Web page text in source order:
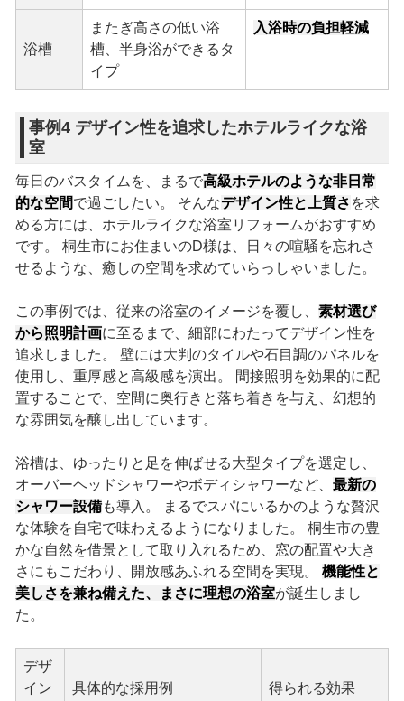
浴槽
またぎ高さの低い浴
槽、半身浴ができるタ
イプ
入浴時の負担軽減
事例4 デザイン性を追求したホテルライクな浴
室
毎日のバスタイムを、まるで高級ホテルのような非日常
的な空間で過ごしたい。 そんなデザイン性と上質さ を求
める方には、ホテルライクな浴室リフォームがおすすめ
です。 桐生市にお住まいのD様は、日々の喧騒を忘れさ
せるような、癒しの空間を求めていらっしゃいました。
この事例では、従来の浴室のイメージを覆し、 素材選び
から照明計画に至るまで、細部にわたってデザイン性を
追求しました。 壁には大判のタイルや石目調のパネルを
使用し、重厚感と高級感を演出。 間接照明を効果的に配
置することで、空間に奥行きと落ち着きを与え、幻想的
な雰囲気を醸し出しています。
浴槽は、ゆったりと足を伸ばせる大型タイプを選定し、
オーバーヘッドシャワーやボディシャワーなど、 最新の
シャワー設備も導入。 まるでスパにいるかのような贅沢
な体験を自宅で味わえるようになりました。 桐生市の豊
かな自然を借景として取り入れるため、窓の配置や大き
さにもこだわり、開放感あふれる空間を実現。 機能性と
美しさを兼ね備えた、まさに理想の浴室が誕生しまし
た。
デザ
イン
具体的な採用例 得られる効果